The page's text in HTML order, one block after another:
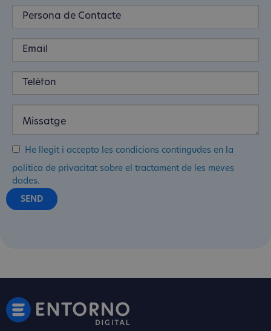
He llegit i accepto les condicions contingudes en la
política de privacitat sobre el tractament de les meves
dades.